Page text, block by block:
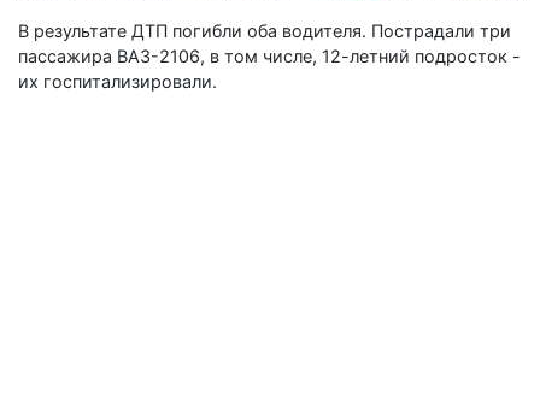
В результате ДТП погибли оба водителя. Пострадали три
пассажира ВАЗ-2106, в том числе, 12-летний подросток -
их госпитализировали.